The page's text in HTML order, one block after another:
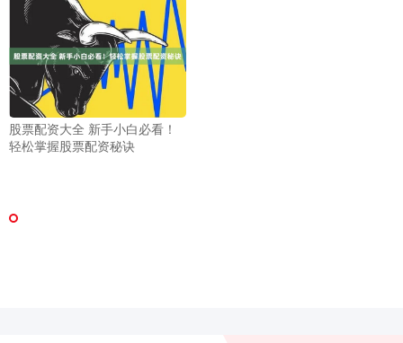
股票配资大全 新手小白必看！
轻松掌握股票配资秘诀